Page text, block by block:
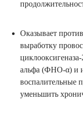
Оказывает
выработку
альфа (ФНО-α) и
воспалительные
уменьшить